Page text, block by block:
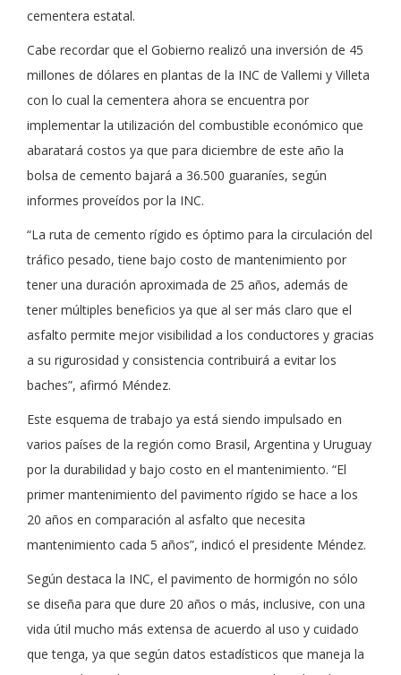
cementera estatal.
Cabe recordar que el Gobierno realizó una inversión de 45
millones de dólares en plantas de la INC de Vallemi y Villeta
con lo cual la cementera ahora se encuentra por
implementar la utilización del combustible económico que
abaratará costos ya que para diciembre de este año la
bolsa de cemento bajará a 36.500 guaraníes, según
informes proveídos por la INC.
“La ruta de cemento rígido es óptimo para la circulación del
tráfico pesado, tiene bajo costo de mantenimiento por
tener una duración aproximada de 25 años, además de
tener múltiples beneficios ya que al ser más claro que el
asfalto permite mejor visibilidad a los conductores y gracias
a su rigurosidad y consistencia contribuirá a evitar los
baches”, afirmó Méndez.
Este esquema de trabajo ya está siendo impulsado en
varios países de la región como Brasil, Argentina y Uruguay
por la durabilidad y bajo costo en el mantenimiento. “El
primer mantenimiento del pavimento rígido se hace a los
20 años en comparación al asfalto que necesita
mantenimiento cada 5 años”, indicó el presidente Méndez.
Según destaca la INC, el pavimento de hormigón no sólo
se diseña para que dure 20 años o más, inclusive, con una
vida útil mucho más extensa de acuerdo al uso y cuidado
que tenga, ya que según datos estadísticos que maneja la